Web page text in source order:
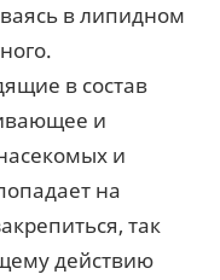
в липидном
в состав
и
и
на
так
действию